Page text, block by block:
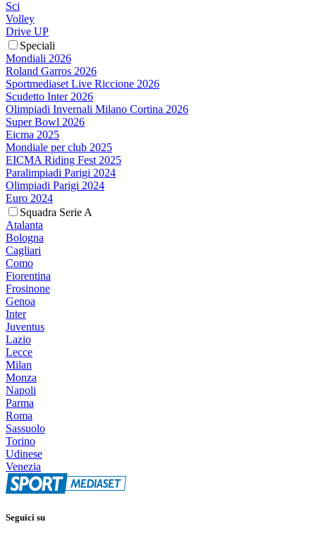
Sci
Volley
Drive UP
Speciali
Mondiali 2026
Roland Garros 2026
Sportmediaset Live Riccione 2026
Scudetto Inter 2026
Olimpiadi Invernali Milano Cortina 2026
Super Bowl 2026
Eicma 2025
Mondiale per club 2025
EICMA Riding Fest 2025
Paralimpiadi Parigi 2024
Olimpiadi Parigi 2024
Euro 2024
Squadra Serie A
Atalanta
Bologna
Cagliari
Como
Fiorentina
Frosinone
Genoa
Inter
Juventus
Lazio
Lecce
Milan
Monza
Napoli
Parma
Roma
Sassuolo
Torino
Udinese
Venezia
Seguici su